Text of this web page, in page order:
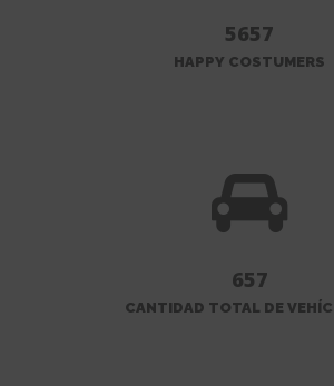
5657
HAPPY COSTUMERS
657
CANTIDAD TOTAL DE